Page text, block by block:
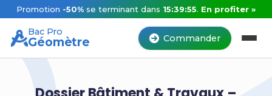
Promotion -50% se terminant dans 15:39:55. En profiter »
Bac Pro
Géomètre Commander